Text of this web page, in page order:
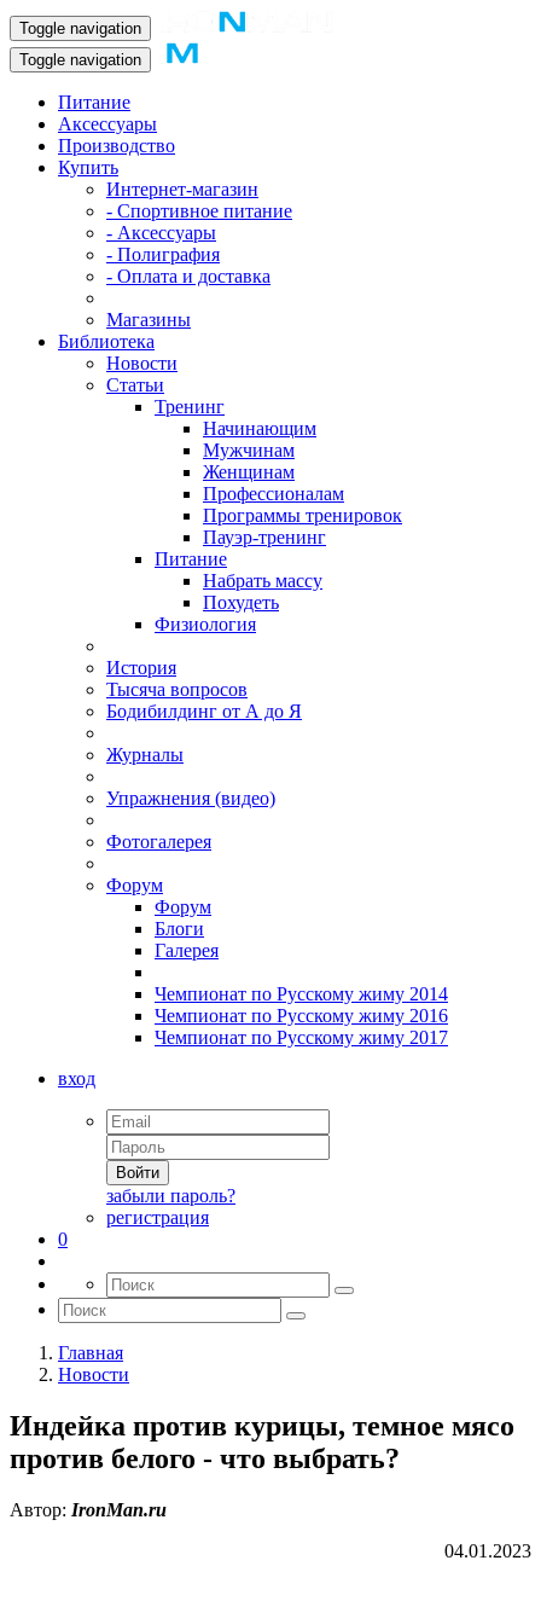
Toggle navigation
Toggle navigation
Питание
Аксессуары
Производство
Купить
Интернет-магазин
- Спортивное питание
- Аксессуары
- Полиграфия
- Оплата и доставка
Магазины
Библиотека
Новости
Статьи
Тренинг
Начинающим
Мужчинам
Женщинам
Профессионалам
Программы тренировок
Пауэр-тренинг
Питание
Набрать массу
Похудеть
Физиология
История
Тысяча вопросов
Бодибилдинг от А до Я
Журналы
Упражнения (видео)
Фотогалерея
Форум
Форум
Блоги
Галерея
Чемпионат по Русскому жиму 2014
Чемпионат по Русскому жиму 2016
Чемпионат по Русскому жиму 2017
вход
Войти
забыли пароль?
регистрация
0
Главная
Новости
Индейка против курицы, темное мясо
против белого - что выбрать?
Автор: IronMan.ru
04.01.2023